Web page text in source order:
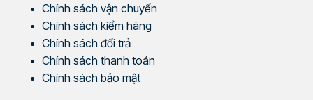
Chính sách vận chuyển
Chính sách kiểm hàng
Chính sách đổi trả
Chính sách thanh toán
Chính sách bảo mật